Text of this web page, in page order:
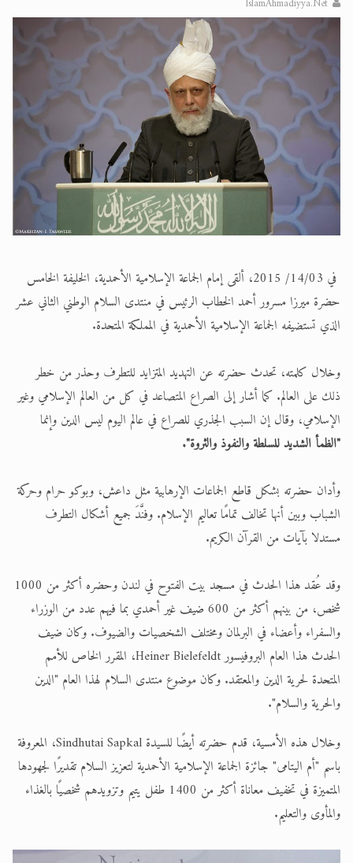
الحجّ.. دلالات، حِكم، وأهداف >> المزيد
اقرأ هذا المقال في أهمية عيد
IslamAhmadiyya.Net
في 14/03/ 2015، ألقى إمام الجماعة الإسلامية الأحمدية، الخليفة الخامس
حضرة ميرزا مسرور أحمد الخطاب الرئيس في منتدى السلام الوطني الثاني عشر
الذي تستضيفه الجماعة الإسلامية الأحمدية في المملكة المتحدة.
وخلال كلمته، تحدث حضرته عن التهديد المتزايد للتطرف وحذر من خطر
ذلك على العالم. كما أشار إلى الصراع المتصاعد في كل من العالم الإسلامي وغير
الإسلامي، وقال إن السبب الجذري للصراع في عالم اليوم ليس الدين وإنما
"الظمأ الشديد للسلطة والنفوذ والثروة".
وأدان حضرته بشكل قاطع الجماعات الإرهابية مثل داعش، وبوكو حرام وحركة
الشباب وبين أنها تخالف تمامًا تعاليم الإسلام. وفنَّدَ جميع أشكال التطرف
مستدلا بآيات من القرآن الكريم.
وقد عُقد هذا الحدث في مسجد بيت الفتوح في لندن وحضره أكثر من 1000
شخص، من بينهم أكثر من 600 ضيف غير أحمدي بما فيهم عدد من الوزراء
والسفراء وأعضاء في البرلمان ومختلف الشخصيات والضيوف. وكان ضيف
الحدث هذا العام البروفيسور Heiner Bielefeldt، المقرر الخاص للأمم
المتحدة لحرية الدين والمعتقد. وكان موضوع منتدى السلام لهذا العام "الدين
والحرية والسلام".
وخلال هذه الأمسية، قدم حضرته أيضًا للسيدة Sindhutai Sapkal، المعروفة
باسم "أم اليتامى" جائزة الجماعة الإسلامية الأحمدية لتعزيز السلام تقديرًا لجهودها
المتميزة في تخفيف معاناة أكثر من 1400 طفل يتيم وتزويدهم شخصيًا بالغذاء
والمأوى والتعليم.